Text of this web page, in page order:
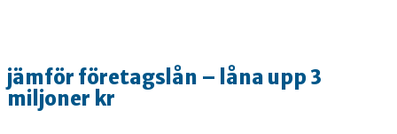
jämför företagslån – låna upp 3
miljoner kr